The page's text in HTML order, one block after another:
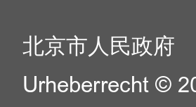
北京市人民政府
Urheberrecht ©